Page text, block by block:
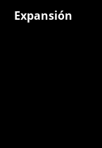
Expansión